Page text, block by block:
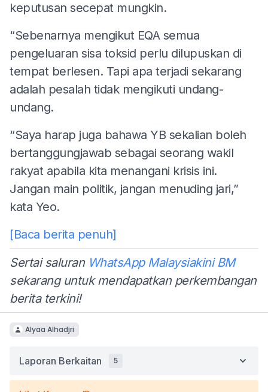
keputusan secepat mungkin.
“Sebenarnya mengikut EQA semua
pengeluaran sisa toksid perlu dilupuskan di
tempat berlesen. Tapi apa terjadi sekarang
adalah pesalah tidak mengikuti undang-
undang.
“Saya harap juga bahawa YB sekalian boleh
bertanggungjawab sebagai seorang wakil
rakyat apabila kita menangani krisis ini.
Jangan main politik, jangan menuding jari,”
kata Yeo.
[Baca berita penuh]
Sertai saluran WhatsApp Malaysiakini BM
sekarang untuk mendapatkan perkembangan
berita terkini!
Alyaa Alhadjri
Laporan Berkaitan 5